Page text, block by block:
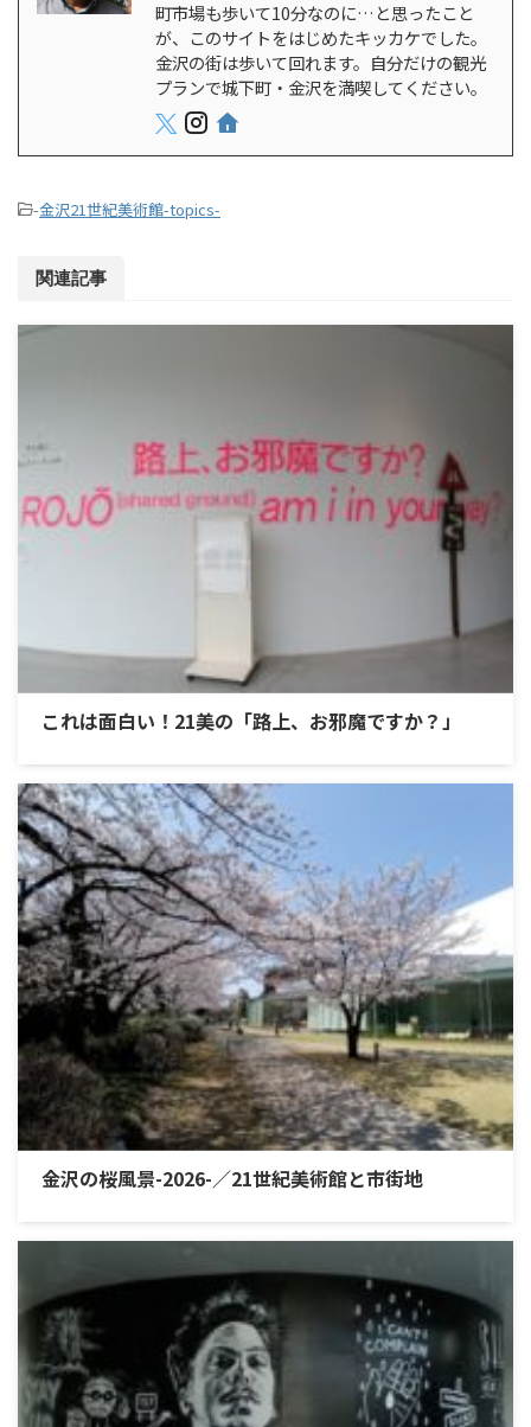
町市場も歩いて10分なのに…と思ったこと
が、このサイトをはじめたキッカケでした。
金沢の街は歩いて回れます。自分だけの観光
プランで城下町・金沢を満喫してください。
-金沢21世紀美術館-topics-
関連記事
これは面白い！21美の「路上、お邪魔ですか？」
金沢の桜風景-2026-／21世紀美術館と市街地